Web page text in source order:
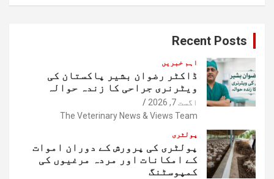
Recent Posts
اہم خبریں
ڈاکٹر رضوان بشیر پاکستان کی
ویٹرنری جراحی کا زندہ حوالہ
اگست 7, 2026
The Veterinary News & Views Team
پولٹری
پولٹری کی پرورش کے دوران اموات
کے امکانات اور مردہ مرغیوں کی
کمپوسٹنگ